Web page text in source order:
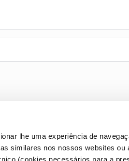
lhe uma experiência de
similares nos nossos websites ou